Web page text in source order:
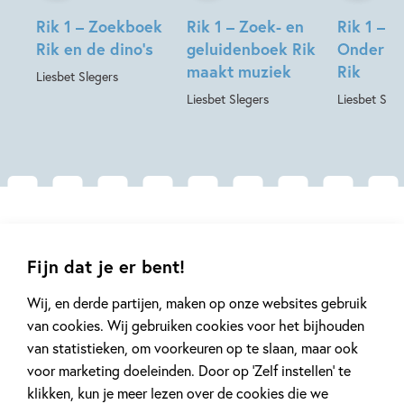
Fijn dat je er bent!
Wij, en derde partijen, maken op onze websites gebruik
van cookies. Wij gebruiken cookies voor het bijhouden
van statistieken, om voorkeuren op te slaan, maar ook
voor marketing doeleinden. Door op ‘Zelf instellen’ te
klikken, kun je meer lezen over de cookies die we
Rik 1 – Zoekboek
Rik en de dino’s
Liesbet Slegers
Rik 1 – Zoek- en
geluidenboek Rik
maakt muziek
Liesbet Slegers
Rik 1 –
Onder
Rik
Liesbet
Tiplijst Tiplijst